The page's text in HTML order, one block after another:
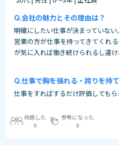
会社の魅力とその理由は？
明確にしたい仕事が決まっていな
営業の方が仕事を持ってきてくれ
が気に入れば働き続けられるし違
仕事で胸を張れる・誇りを持
仕事をすればするだけ評価しても
共感した
0
参考になった
0